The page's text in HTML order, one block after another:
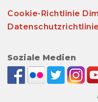
Cookie-Richtlinie
Datenschutzrichtlinie
Soziale Medien